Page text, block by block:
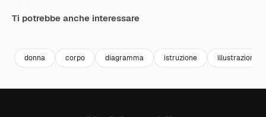
Ti potrebbe anche interessare
donna corpo diagramma istruzione illustrazione